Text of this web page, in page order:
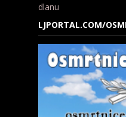
dlanu
LJPORTAL.COM/